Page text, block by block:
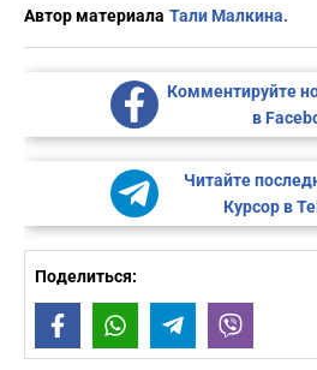
Автор материала Тали Малкина.
Комментируйте
в
Читайте
Курсор в
Поделиться:
FacebookWhatsAppTelegram